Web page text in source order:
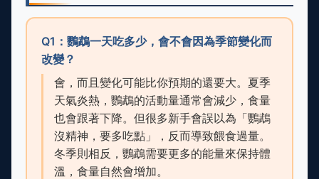
Q1：鸚鵡一天吃多少，會不會因為季節變化而
改變？
會，而且變化可能比你預期的還要大。夏季
天氣炎熱，鸚鵡的活動量通常會減少，食量
也會跟著下降。但很多新手會誤以為「鸚鵡
沒精神，要多吃點」，反而導致餵食過量。
冬季則相反，鸚鵡需要更多的能量來保持體
溫，食量自然會增加。